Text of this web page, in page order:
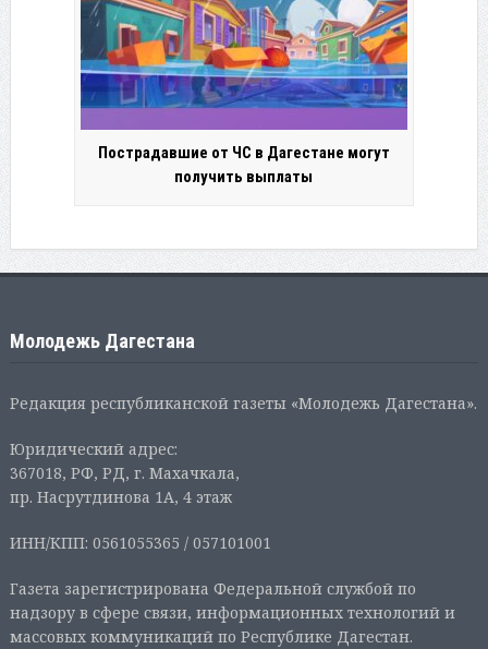
Пострадавшие от ЧС в Дагестане могут
получить выплаты
Молодежь Дагестана
Редакция республиканской газеты «Молодежь Дагестана».
Юридический адрес:
367018, РФ, РД, г. Махачкала,
пр. Насрутдинова 1А, 4 этаж
ИНН/КПП: 0561055365 / 057101001
Газета зарегистрирована Федеральной службой по
надзору в сфере связи, информационных технологий и
массовых коммуникаций по Республике Дагестан.